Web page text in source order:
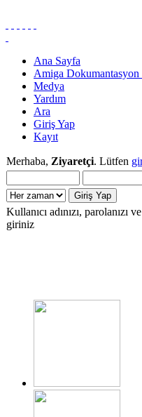
Ana Sayfa
Amiga Dokumantasyon
Medya
Yardım
Ara
Giriş Yap
Kayıt
Merhaba, Ziyaretçi. Lütfen
Kullanıcı adınızı, parolanızı
giriniz